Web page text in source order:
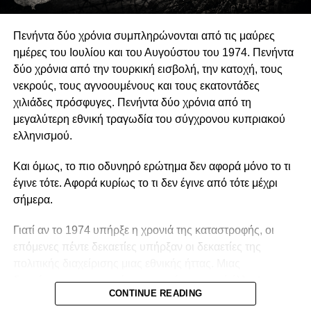
αυτονομίας.
Η αυτονομία αυτή δεν συνεπάγεται πολιτική
ουδετερότητα. Μια οργάνωση μπορεί θεμιτά να
υποστηρίζει περιβαλλοντικές πολιτικές, κοινωνικά
δικαιώματα, θεσμικές μεταρρυθμίσεις ή συγκεκριμένες
νομοθετικές παρεμβάσεις. Μπορεί επίσης να ασκεί κριτική
στην κυβέρνηση, να συνεργάζεται με αιρετούς
εκπροσώπους ή να συμμετέχει σε διαδικασίες δημόσιας
ανοικτή, συμπεριληπτική και αποτελεσματική συμμετοχή
της κοινωνίας των πολιτών ως συστατικό στοιχείο της
δημοκρατικής διακυβέρνησης. Η πολιτική
δραστηριοποίηση, επομένως, δεν αναιρεί την ανεξαρτησία
μιας οργάνωσης, εφόσον είναι διαφανής, συμβατή με τον
Αναγκαία είναι, συνεπώς, η διάκριση μεταξύ θεμιτής
Πενήντα δύο χρόνια συμπληρώνονται από τις μαύρες
ημέρες του Ιουλίου και του Αυγούστου του 1974. Πενήντα
δύο χρόνια από την τουρκική εισβολή, την κατοχή, τους
νεκρούς, τους αγνοουμένους και τους εκατοντάδες
χιλιάδες πρόσφυγες. Πενήντα δύο χρόνια από τη
μεγαλύτερη εθνική τραγωδία του σύγχρονου κυπριακού
ελληνισμού.
Και όμως, το πιο οδυνηρό ερώτημα δεν αφορά μόνο το τι
έγινε τότε. Αφορά κυρίως το τι δεν έγινε από τότε μέχρι
σήμερα.
Γιατί αν το 1974 υπήρξε η χρονιά της καταστροφής, οι
επόμενες πέντε δεκαετίες υπήρξαν οι δεκαετίες της
διαχείρισης που συχνά χαρακτηρίστηκε από έλλειψη
στρατηγικής συνέχειας, εσωτερικές αντιπαραθέσεις και
CONTINUE READING